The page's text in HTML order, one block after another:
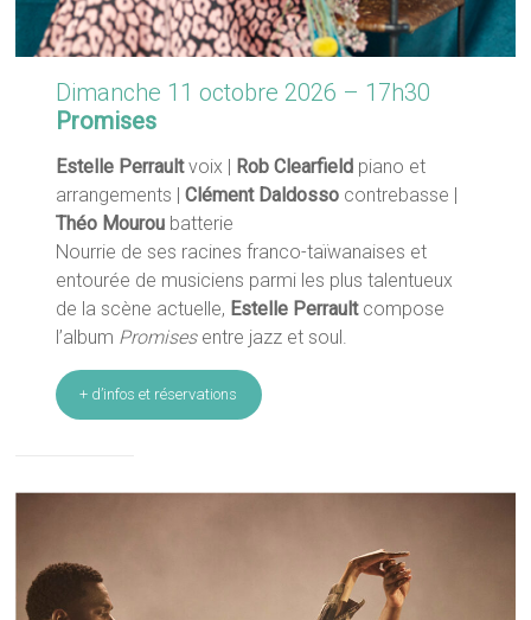
Dimanche 11 octobre 2026 – 17h30
Promises
Estelle Perraultvoix | Rob Clearfield piano et
arrangements |Clément Daldosso contrebasse |
Théo Mourou batterie
Nourrie de ses racines franco-taïwanaises et
entourée de musiciens parmi les plus talentueux
de la scène actuelle, Estelle Perrault compose
l’album Promisesentre jazz et soul.
+ d’infos et réservations